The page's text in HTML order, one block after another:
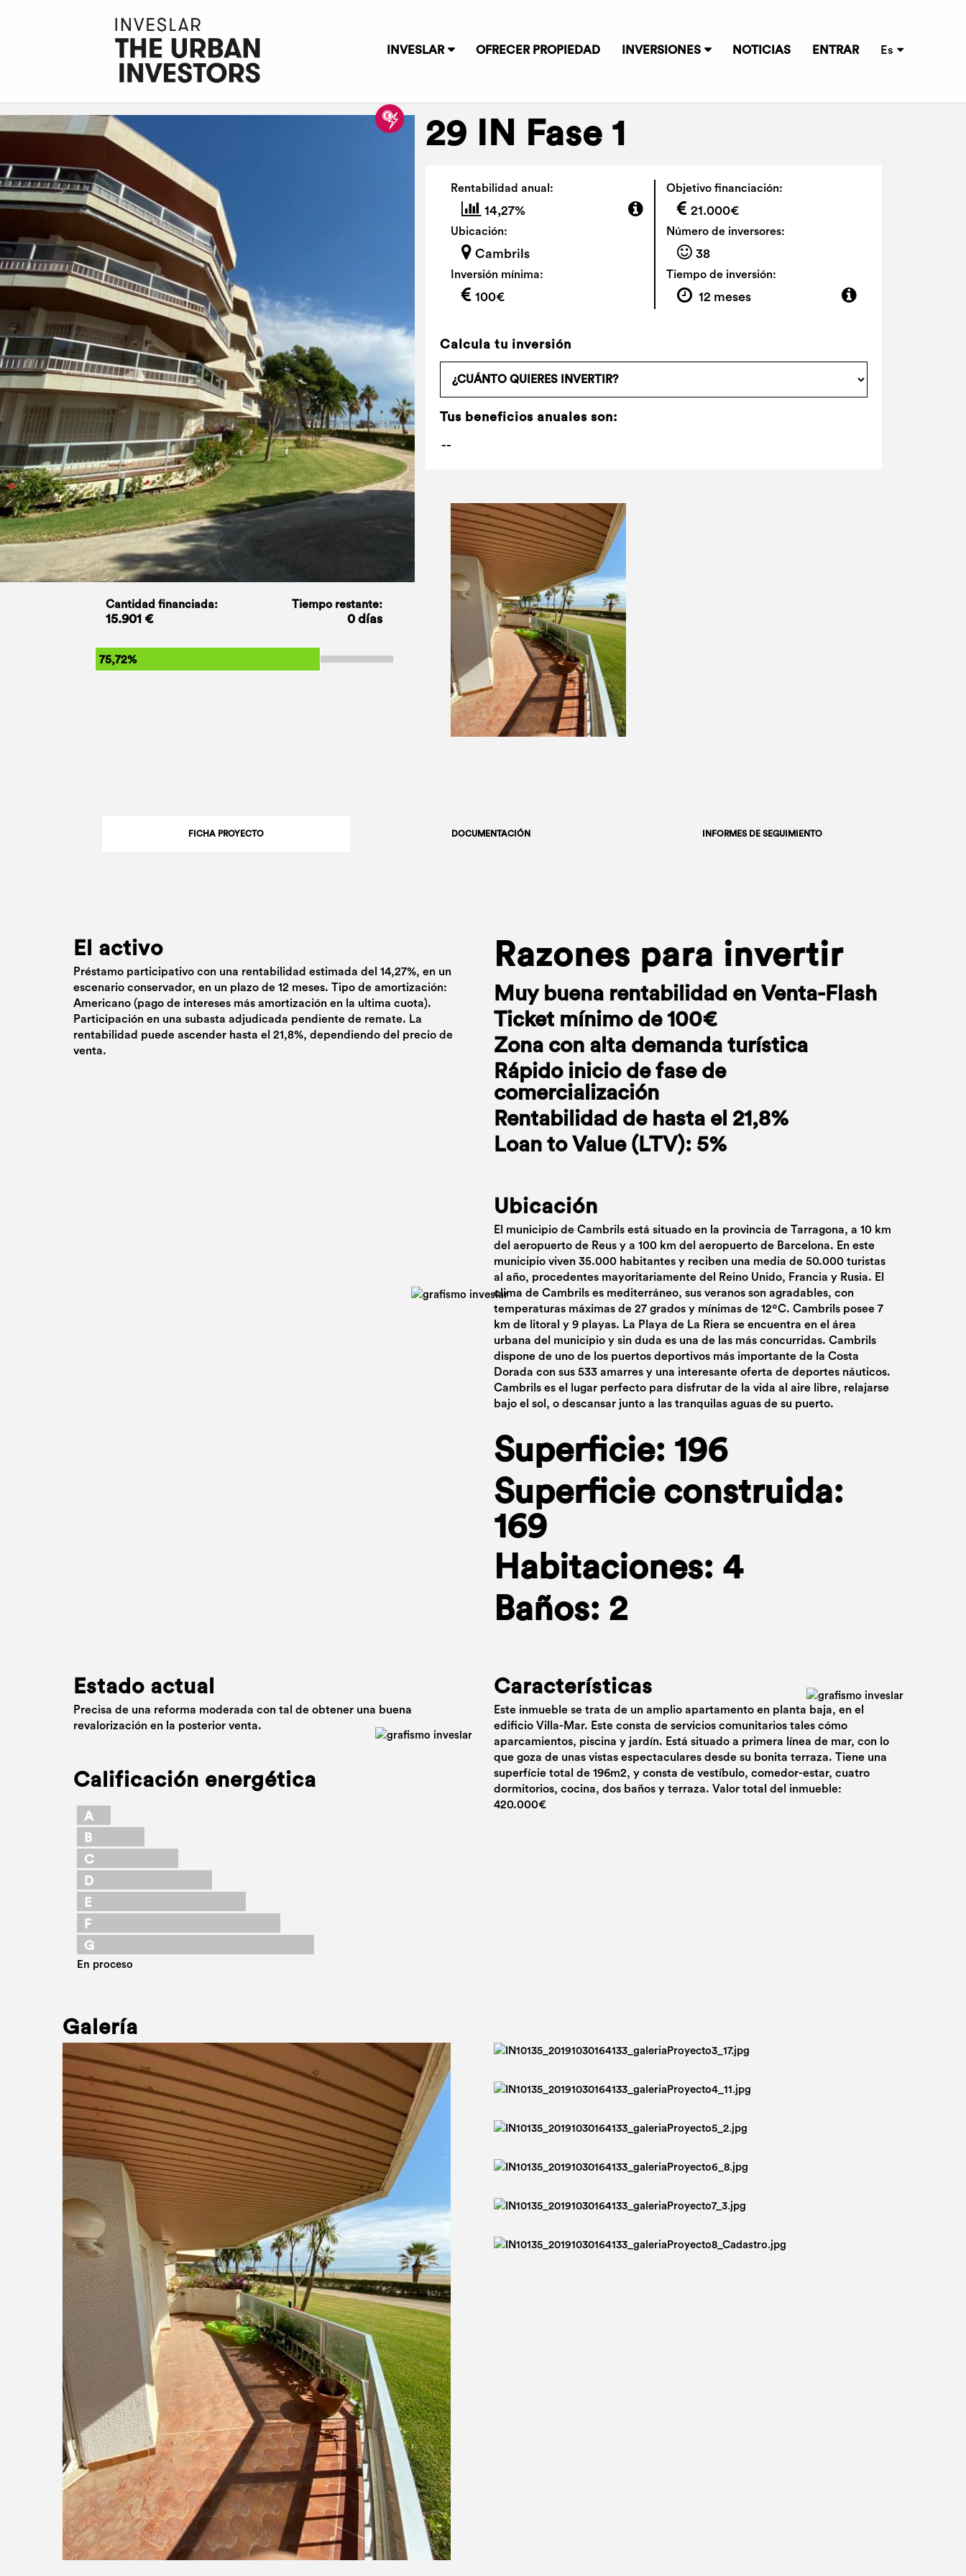
INVESLAR OFRECER PROPIEDAD INVERSIONES NOTICIAS ENTRAR Es
29 IN Fase 1
Rentabilidad anual:
14,27%
Ubicación:
Cambrils
Inversión mínima:
100€
Objetivo financiación:
21.000€
Número de inversores:
38
Tiempo de inversión:
12 meses
Calcula tu inversión
Tus beneficios anuales son:
Cantidad financiada:
15.901 €
Tiempo restante:
0 días
75,72%
FICHA PROYECTO DOCUMENTACIÓN INFORMES DE SEGUIMIENTO
El activo
Préstamo participativo con una rentabilidad estimada del 14,27%, en un
escenario conservador, en un plazo de 12 meses. Tipo de amortización:
Americano (pago de intereses más amortización en la ultima cuota).
Participación en una subasta adjudicada pendiente de remate. La
rentabilidad puede ascender hasta el 21,8%, dependiendo del precio de
venta.
Razones para invertir
Muy buena rentabilidad en Venta-Flash
Ticket mínimo de 100€
Zona con alta demanda turística
Rápido inicio de fase de
comercialización
Rentabilidad de hasta el 21,8%
Loan to Value (LTV): 5%
Ubicación
El municipio de Cambrils está situado en la provincia de Tarragona, a 10 km
del aeropuerto de Reus y a 100 km del aeropuerto de Barcelona. En este
municipio viven 35.000 habitantes y reciben una media de 50.000 turistas
al año, procedentes mayoritariamente del Reino Unido, Francia y Rusia. El
clima de Cambrils es mediterráneo, sus veranos son agradables, con
temperaturas máximas de 27 grados y mínimas de 12ºC. Cambrils posee 7
km de litoral y 9 playas. La Playa de La Riera se encuentra en el área
urbana del municipio y sin duda es una de las más concurridas. Cambrils
dispone de uno de los puertos deportivos más importante de la Costa
Dorada con sus 533 amarres y una interesante oferta de deportes náuticos.
Cambrils es el lugar perfecto para disfrutar de la vida al aire libre, relajarse
bajo el sol, o descansar junto a las tranquilas aguas de su puerto.
Superficie: 196
Superficie construida:
169
Habitaciones: 4
Baños: 2
Estado actual
Precisa de una reforma moderada con tal de obtener una buena
revalorización en la posterior venta.
Calificación energética
A
B
C
D
E
F
G
En proceso
Características
Este inmueble se trata de un amplio apartamento en planta baja, en el
edificio Villa-Mar. Este consta de servicios comunitarios tales cómo
aparcamientos, piscina y jardín. Está situado a primera línea de mar, con lo
que goza de unas vistas espectaculares desde su bonita terraza. Tiene una
superfície total de 196m2, y consta de vestíbulo, comedor-estar, cuatro
dormitorios, cocina, dos baños y terraza. Valor total del inmueble:
420.000€
Galería